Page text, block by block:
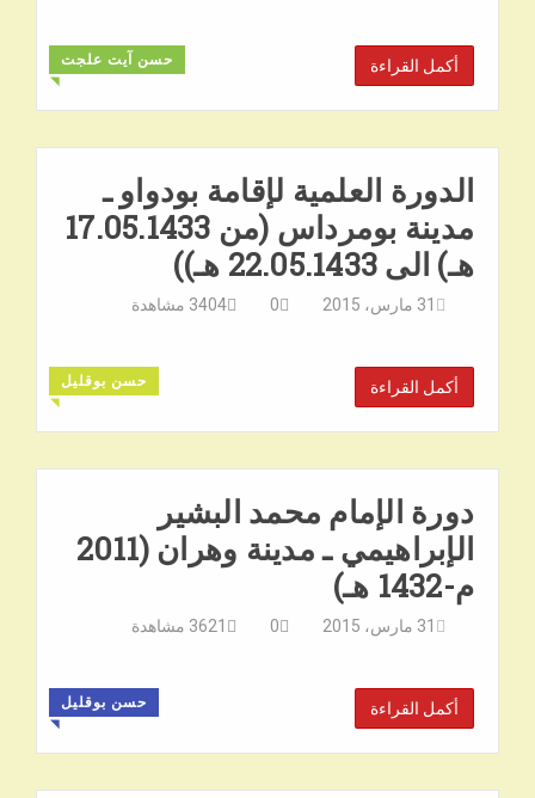
حسن آيت علجت
◥
أكمل القراءة
الدورة العلمية لإقامة بودواو ـ
مدينة بومرداس (من 17.05.1433
هـ) الى 22.05.1433 هـ))
31 مارس، 2015 0
3404 مشاهدة
حسن بوقليل
◥
أكمل القراءة
دورة الإمام محمد البشير
الإبراهيمي ـ مدينة وهران (2011
م-1432 هـ)
31 مارس، 2015 0
3621 مشاهدة
حسن بوقليل
◥
أكمل القراءة